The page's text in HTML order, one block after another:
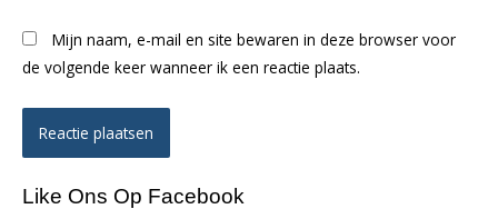
Mijn naam, e-mail en site bewaren in deze browser voor
de volgende keer wanneer ik een reactie plaats.
Like Ons Op Facebook